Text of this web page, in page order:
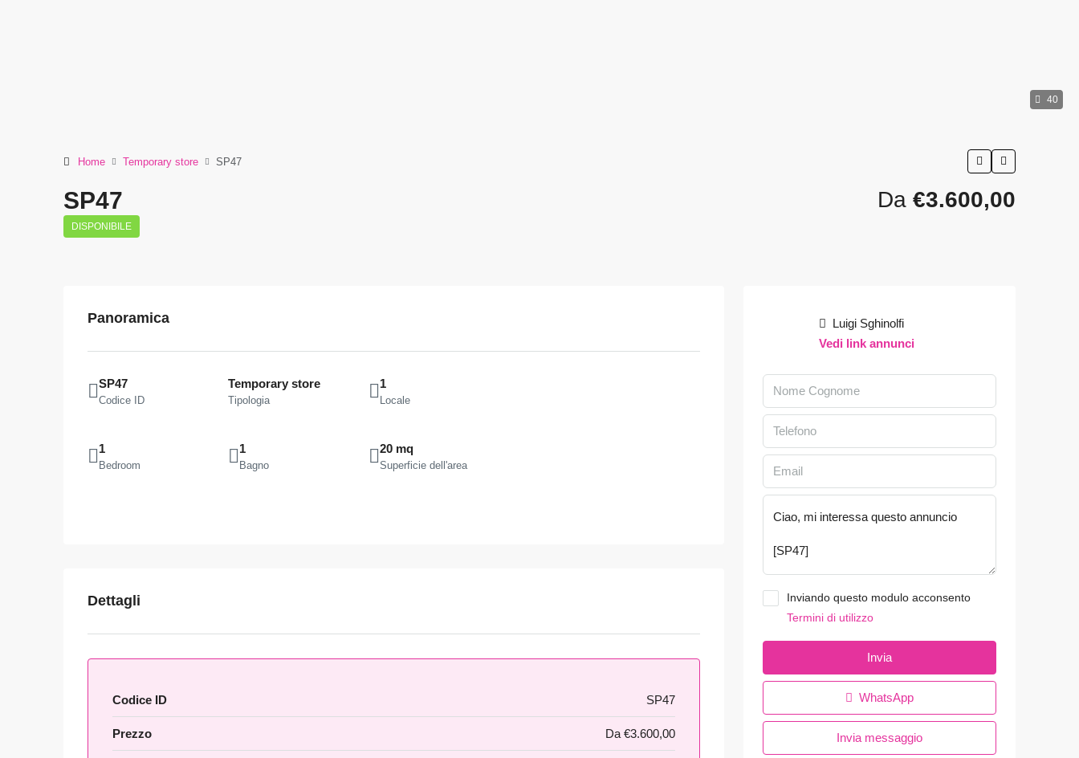
40
Home Temporary store SP47
SP47
DISPONIBILE
Da €3.600,00
Panoramica
SP47
Codice ID
Temporary store
Tipologia
1
Locale
1
Bedroom
1
Bagno
20 mq
Superficie dell'area
Dettagli
Codice ID SP47
Prezzo Da €3.600,00
Luigi Sghinolfi
Vedi link annunci
Inviando questo modulo acconsento
Termini di utilizzo
Invia
WhatsApp
Invia messaggio